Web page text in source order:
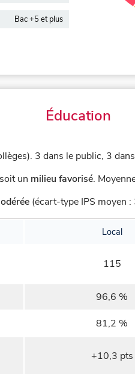
Bac +5 et plus
Éducation
3 dans le public, 3
soit un milieu favorisé.
(écart-type IPS moyen :
Local
115
96,6 %
81,2 %
+10,3 pts